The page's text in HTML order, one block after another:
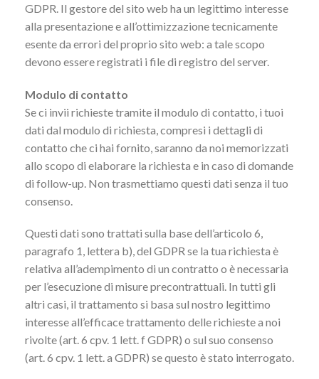
GDPR. Il gestore del sito web ha un legittimo interesse
alla presentazione e all’ottimizzazione tecnicamente
esente da errori del proprio sito web: a tale scopo
devono essere registrati i file di registro del server.
Modulo di contatto
Se ci invii richieste tramite il modulo di contatto, i tuoi
dati dal modulo di richiesta, compresi i dettagli di
contatto che ci hai fornito, saranno da noi memorizzati
allo scopo di elaborare la richiesta e in caso di domande
di follow-up. Non trasmettiamo questi dati senza il tuo
consenso.
Questi dati sono trattati sulla base dell’articolo 6,
paragrafo 1, lettera b), del GDPR se la tua richiesta è
relativa all’adempimento di un contratto o è necessaria
per l’esecuzione di misure precontrattuali. In tutti gli
altri casi, il trattamento si basa sul nostro legittimo
interesse all’efficace trattamento delle richieste a noi
rivolte (art. 6 cpv. 1 lett. f GDPR) o sul suo consenso
(art. 6 cpv. 1 lett. a GDPR) se questo è stato interrogato.